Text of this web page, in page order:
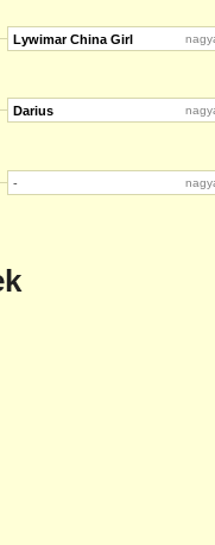
Lywimar China Girl
Darius
-